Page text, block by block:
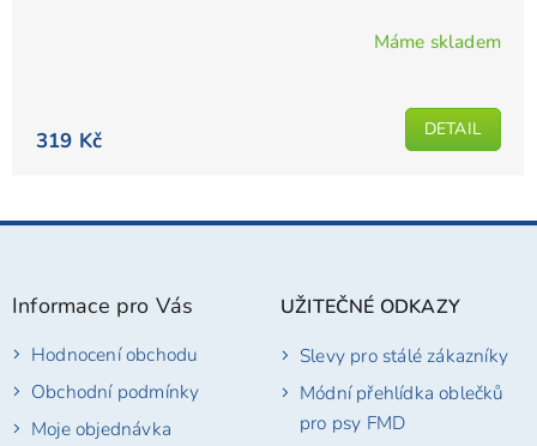
Máme skladem
319 Kč DETAIL
Z
Informace pro Vás
Hodnocení obchodu
Obchodní podmínky
Moje objednávka
UŽITEČNÉ ODKAZY
Slevy pro stálé zákazníky
Módní přehlídka oblečků
pro psy FMD